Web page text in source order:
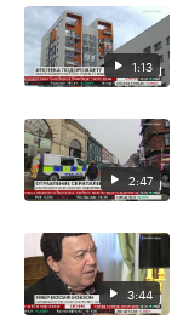
1:13
2:47
3:44